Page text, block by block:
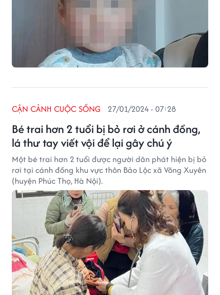
Bé trai hơn 2 tuổi bị bỏ rơi ở cánh đồng,
lá thư tay viết vội để lại gây chú ý
CẬN CẢNH CUỘC SỐNG 27/01/2024 - 07:28
Một bé trai hơn 2 tuổi được người dân phát hiện bị bỏ
rơi tại cánh đồng khu vực thôn Bảo Lộc xã Võng Xuyên
(huyện Phúc Thọ, Hà Nội).